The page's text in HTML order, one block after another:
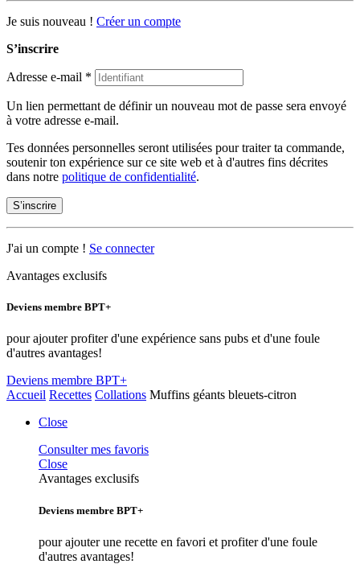
Je suis nouveau ! Créer un compte
S’inscrire
Adresse e-mail *
Un lien permettant de définir un nouveau mot de passe sera envoyé
à votre adresse e-mail.
Tes données personnelles seront utilisées pour traiter ta commande,
soutenir ton expérience sur ce site web et à d'autres fins décrites
dans notre politique de confidentialité.
S’inscrire
J'ai un compte ! Se connecter
Avantages exclusifs
Deviens membre BPT+
pour ajouter profiter d'une expérience sans pubs et d'une foule
d'autres avantages!
Deviens membre BPT+
Accueil Recettes Collations Muffins géants bleuets-citron
Close
Consulter mes favoris
Close
Avantages exclusifs
Deviens membre BPT+
pour ajouter une recette en favori et profiter d'une foule
d'autres avantages!